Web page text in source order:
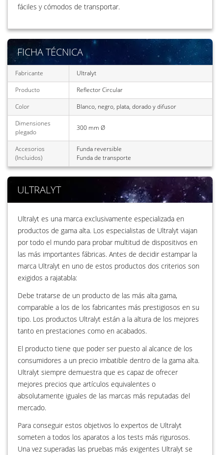
fáciles y cómodos de transportar.
FICHA TÉCNICA
Fabricante
Ultralyt
Producto
Reflector Circular
Color
Blanco, negro, plata, dorado y difusor
Dimensiones
plegado
300 mm Ø
Accesorios
(Incluidos)
Funda reversible
Funda de transporte
ULTRALYT
Ultralyt es una marca exclusivamente especializada en
productos de gama alta. Los especialistas de Ultralyt viajan
por todo el mundo para probar multitud de dispositivos en
las más importantes fábricas. Antes de decidir estampar la
marca Ultralyt en uno de estos productos dos criterios son
exigidos a rajatabla:
Debe tratarse de un producto de las más alta gama,
comparable a los de los fabricantes más prestigiosos en su
tipo. Los productos Ultralyt están a la altura de los mejores
tanto en prestaciones como en acabados.
El producto tiene que poder ser puesto al alcance de los
consumidores a un precio imbatible dentro de la gama alta.
Ultralyt siempre demuestra que es capaz de ofrecer
mejores precios que artículos equivalentes o
absolutamente iguales de las marcas más reputadas del
mercado.
Para conseguir estos objetivos lo expertos de Ultralyt
someten a todos los aparatos a los tests más rigurosos.
Una vez superadas las pruebas más exigentes Ultralyt se